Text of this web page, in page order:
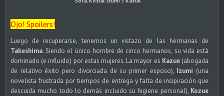
Ojo! Spoilers!
Luego de recuperarse, tenemos un vistazo de las hermanas de
Takeshima. Siendo el único hombre de cinco hermanos, su vida está
dominado (e influido) por estas mujeres. La mayor es Kazue (abogada
de relativo éxito pero divorciada de su primer esposo), Izumi (una
novelista frustrada por tiempos de entrega y falta de insipiración que
descuida mucho todo lo demás incluido su higiene personal), Kozue